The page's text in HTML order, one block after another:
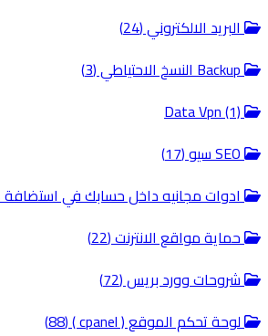
البريد الالكتروني (24)
Backup النسخ الاحتياطي (3)
Data Vpn (1)
SEO سيو (17)
ادوات مجانيه داخل حسابك في استضافة
حماية مواقع الانترنت (22)
شروحات وورد بريس (72)
لوحة تحكم الموقع ( cpanel ) (88)